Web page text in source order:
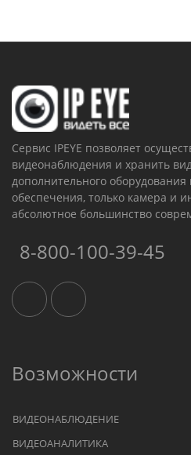
Сервис IPEYE позволяет
видеонаблюдения и хранить
дополнительного
обеспечения, только камера и
абсолютное большинство
8-800-100-39-45
Возможности
ВИДЕОНАБЛЮДЕНИЕ
ВИДЕОАНАЛИТИКА